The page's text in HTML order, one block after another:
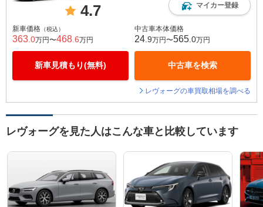
4.7 マイカー登録
新車価格 （税込）
363 .0万円〜468 .6万円
新車見積もり(無料)
中古車本体価格
24 .9万円〜565 .0万円
中古車を検索
レヴォーグの車買取相場を調べる
レヴォーグを見た人はこんな車と比較しています